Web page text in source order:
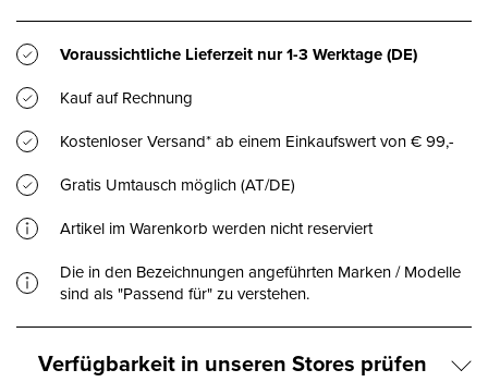
Voraussichtliche Lieferzeit nur1-3 Werktage(DE)
Kauf auf Rechnung
Kostenloser Versand* ab einem Einkaufswert von € 99,-
Gratis Umtausch möglich (AT/DE)
Artikel im Warenkorb werden nicht reserviert
Die in den Bezeichnungen angeführten Marken / Modelle
sind als "Passend für" zu verstehen.
Verfügbarkeit in unseren Stores prüfen